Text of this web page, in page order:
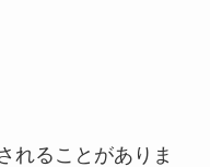
れることがありま